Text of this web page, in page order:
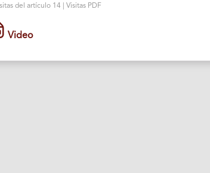
del artículo 14 | Visitas PDF
Video